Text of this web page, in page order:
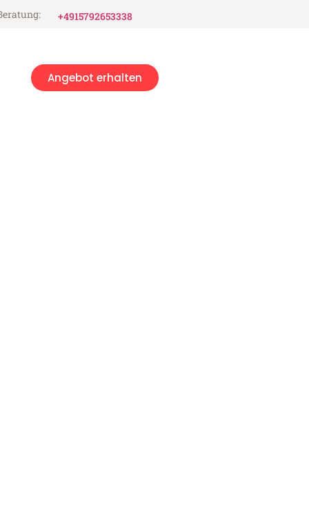
+4915792653338
Angebot erhalten